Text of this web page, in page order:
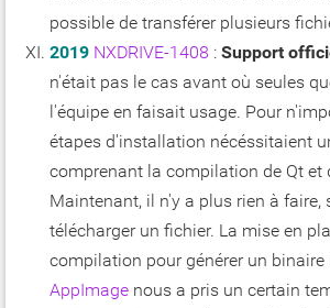
possible de transférer plusieurs
2019 NXDRIVE-1408 : Support
n'était pas le cas avant où seules
l'équipe en faisait usage. Pour
étapes d'installation nécéssitaient
comprenant la compilation de Qt et
Maintenant, il n'y a plus rien à faire,
télécharger un fichier. La mise en
compilation pour générer un
AppImage nous a pris un certain